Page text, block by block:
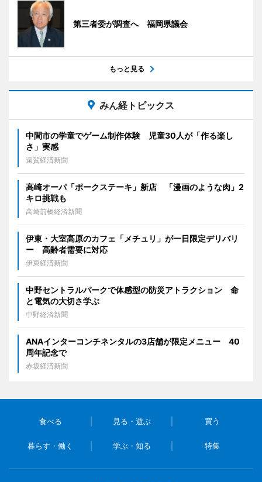
第三者委が調査へ 福岡県議会
もっと見る
みん経トピックス
中間市の学童でゲーム制作体験 児童30人が「作る楽し
さ」実感
遠賀経済新聞
高崎オーパ「ポークステーキ」新店 「漫画のような肉」2
キロ挑戦も
高崎前橋経済新聞
伊東・大室高原のカフェ「メチュリ」が一日限定デリバリ
ー 高齢者需要に対応
伊東経済新聞
中野セントラルパークで体感型の防災アトラクション 命
と電気の大切さ学ぶ
中野経済新聞
ANAインターコンチネンタルの3店舗が限定メニュー 40
周年記念で
赤坂経済新聞
食べる 見る・遊ぶ 買う
暮らす・働く 学ぶ・知る 特集